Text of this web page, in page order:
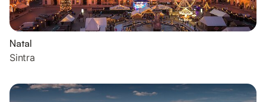
Natal
Sintra